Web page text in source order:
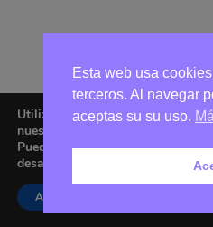
Utilizamos cookies para ofrecerte
nuestra web.
Puedes aprender más sobre qué
desactivarlas en los
Aceptar
Esta web usa
terceros. Al navegar
aceptas su su uso.